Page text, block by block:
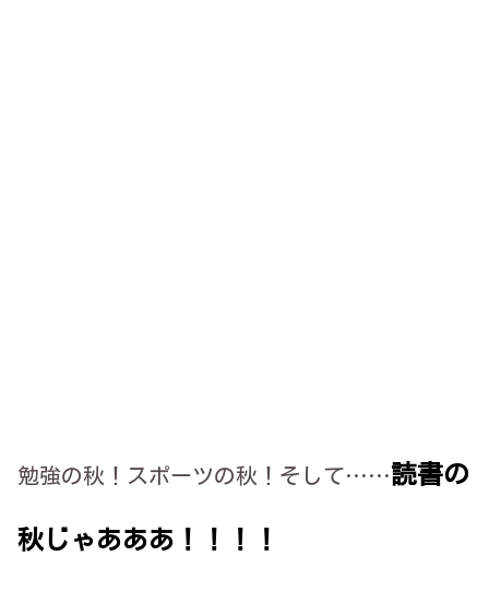
勉強の秋！スポーツの秋！そして……読書の
秋じゃあああ！！！！